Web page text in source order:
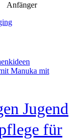
Anfänger
mit
Jugend
für